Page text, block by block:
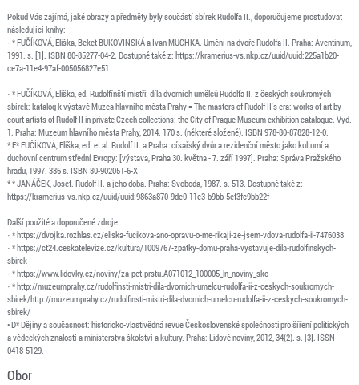
Pokud Vás zajímá, jaké obrazy a předměty byly součástí sbírek Rudolfa II., doporučujeme prostudovat
následující knihy:
· * FUČÍKOVÁ, Eliška, Beket BUKOVINSKÁ a Ivan MUCHKA. Umění na dvoře Rudolfa II. Praha: Aventinum,
1991. s. [1]. ISBN 80-85277-04-2. Dostupné také z: https://kramerius-vs.nkp.cz/uuid/uuid:225a1b20-
ce7a-11e4-97af-005056827e51
· * FUČÍKOVÁ, Eliška, ed. Rudolfínští mistři: díla dvorních umělců Rudolfa II. z českých soukromých
sbírek: katalog k výstavě Muzea hlavního města Prahy = The masters of Rudolf II's era: works of art by
court artists of Rudolf II in private Czech collections: the City of Prague Museum exhibition catalogue. Vyd.
1. Praha: Muzeum hlavního města Prahy, 2014. 170 s. (některé složené). ISBN 978-80-87828-12-0.
* F* FUČÍKOVÁ, Eliška, ed. et al. Rudolf II. a Praha: císařský dvůr a rezidenční město jako kulturní a
duchovní centrum střední Evropy: [výstava, Praha 30. května - 7. září 1997]. Praha: Správa Pražského
hradu, 1997. 386 s. ISBN 80-902051-6-X
* * JANÁČEK, Josef. Rudolf II. a jeho doba. Praha: Svoboda, 1987. s. 513. Dostupné také z:
https://kramerius-vs.nkp.cz/uuid/uuid:9863a870-9de0-11e3-b9bb-5ef3fc9bb22f
Další použité a doporučené zdroje:
· * https://dvojka.rozhlas.cz/eliska-fucikova-ano-opravu-o-me-rikaji-ze-jsem-vdova-rudolfa-ii-7476038
· * https://ct24.ceskatelevize.cz/kultura/1009767-zpatky-domu-praha-vystavuje-dila-rudolfinskych-
sbirek
· * https://www.lidovky.cz/noviny/za-pet-prstu.A071012_100005_ln_noviny_sko
· * http://muzeumprahy.cz/rudolfinsti-mistri-dila-dvornich-umelcu-rudolfa-ii-z-ceskych-soukromych-
sbirek/http://muzeumprahy.cz/rudolfinsti-mistri-dila-dvornich-umelcu-rudolfa-ii-z-ceskych-soukromych-
sbirek/
• D* Dějiny a současnost: historicko-vlastivědná revue Československé společnosti pro šíření politických
a vědeckých znalostí a ministerstva školství a kultury. Praha: Lidové noviny, 2012, 34(2). s. [3]. ISSN
0418-5129.
Obor